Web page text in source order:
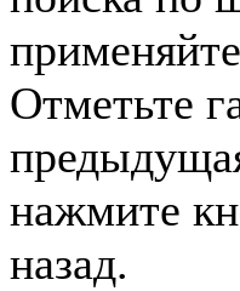
Отметьте
нажмите
назад.